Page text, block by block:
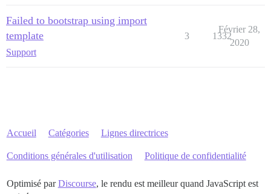
Failed to bootstrap using import
template
Support
3 1332
Février 28,
2020
Accueil Catégories Lignes directrices
Conditions générales d'utilisation Politique de confidentialité
Optimisé parDiscourse, le rendu est meilleur quand JavaScript est